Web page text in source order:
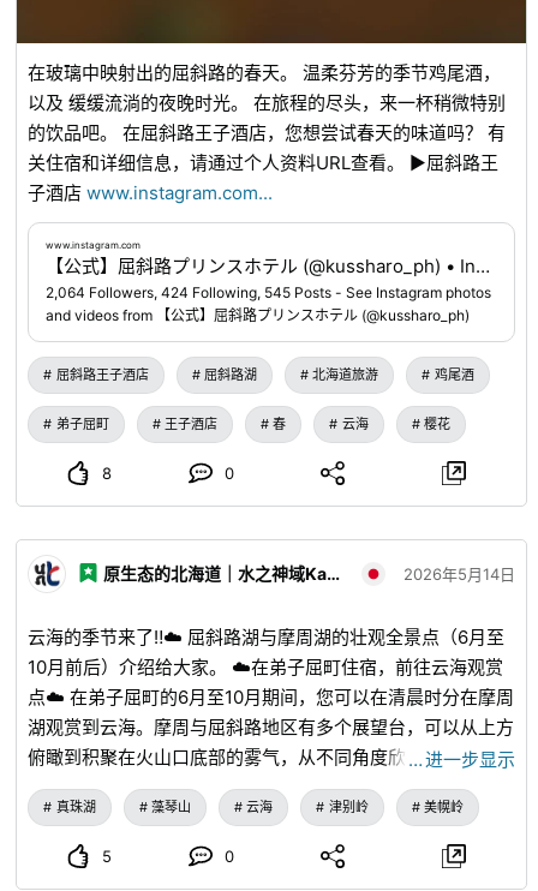
在玻璃中映射出的屈斜路的春天。 温柔芬芳的季节鸡尾酒，
以及 缓缓流淌的夜晚时光。 在旅程的尽头，来一杯稍微特别
的饮品吧。 在屈斜路王子酒店，您想尝试春天的味道吗？ 有
关住宿和详细信息，请通过个人资料URL查看。 ▶屈斜路王
子酒店www.instagram.com...
www.instagram.com
【公式】屈斜路プリンスホテル (@kussharo_ph) • Instagram photos and videos
2,064 Followers, 424 Following, 545 Posts - See Instagram photos
and videos from 【公式】屈斜路プリンスホテル (@kussharo_ph)
屈斜路王子酒店 屈斜路湖 北海道旅游 鸡尾酒
弟子屈町 王子酒店 春 云海 樱花
8 0
原生态的北海道｜水之神域Kamuy旅游区 2026年5月14日
云海的季节来了‼︎☁️ 屈斜路湖与摩周湖的壮观全景点（6月至
10月前后）介绍给大家。 ☁️在弟子屈町住宿，前往云海观赏
点☁️ 在弟子屈町的6月至10月期间，您可以在清晨时分在摩周
湖观赏到云海。摩周与屈斜路地区有多个展望台，可以从上方
俯瞰到积聚在火山口底部的雾气，从不同角度欣赏云海。
【摩周湖第一展望台（摩周湖神之露台）与第三展望台】 摩
周湖的水温全年相对较低，夏季温暖的气温和阳光会使湖面空
气升温，从而容易形成上升气流。因此，四周会被雾气笼罩，
…进一步显示
真珠湖 藻琴山 云海 津别岭 美幌岭
5 0